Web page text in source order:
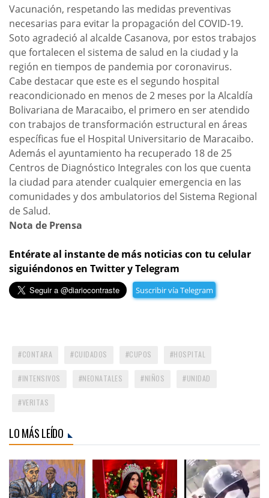
Vacunación, respetando las medidas preventivas
necesarias para evitar la propagación del COVID-19.
Soto agradeció al alcalde Casanova, por estos trabajos
que fortalecen el sistema de salud en la ciudad y la
región en tiempos de pandemia por coronavirus.
Cabe destacar que este es el segundo hospital
reacondicionado en menos de 2 meses por la Alcaldía
Bolivariana de Maracaibo, el primero en ser atendido
con trabajos de transformación estructural en áreas
específicas fue el Hospital Universitario de Maracaibo.
Además el ayuntamiento ha recuperado 18 de 25
Centros de Diagnóstico Integrales con los que cuenta
la ciudad para atender cualquier emergencia en las
comunidades y dos ambulatorios del Sistema Regional
de Salud.
Nota de Prensa
Entérate al instante de más noticias con tu celular
siguiéndonos en Twitter y Telegram
Suscribir vía Telegram
CONTARA CUIDADOS CUPOS HOSPITAL
INTENSIVOS NEONATALES NIÑOS UNIDAD
VERITAS
LO MÁS LEÍDO